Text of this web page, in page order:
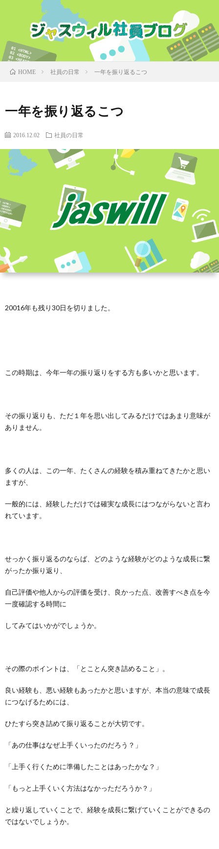
HOME 社員の日常 一年を振り返るこつ
一年を振り返るこつ
2016.12.02 社員の日常
20016年も残り30日を切りました。
この時期は、今年一年の振り返りをする方も多いかと思います。
その振り返りも、ただ１年を思い出してみるだけではあまり意味が
ありません。
多くの人は、この一年、たくさんの経験を積み重ねてきたかと思い
ますが、
一般的には、経験しただけでは確実な成長にはつながらないと言わ
れています。
せっかく振り返るのならば、どのような経験がどのような成長に繋
がったか振り返り、
自己評価や他人からの評価を受け、良かった点、改善すべき点を今
一度確認する時間に
してみてはいかがでしょうか。
その際のポイントは、「とことん突き詰めること」。
良い経験も、悪い経験もあったかと思いますが、本当の意味で成長
につなげるためには、
ひたすら突き詰めて振り返ることが大切です。
「あの仕事はなぜ上手くいったのだろう？」
「上手く行くために準備したことはあったかな？」
「もっと上手くいく方法はなかっただろうか？」
と繰り返していくことで、経験を成長に繋げていくことができるの
ではないでしょうか。